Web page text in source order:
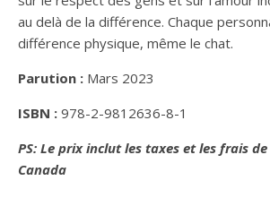
au delà de la différence. Chaque
différence physique, même le chat.
Parution : Mars 2023
ISBN : 978-2-9812636-8-1
PS: Le prix inclut les taxes et les frais
Canada